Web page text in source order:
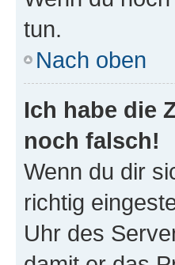
tun.
Nach oben
Ich habe die
noch falsch!
Wenn du dir
richtig
Uhr des